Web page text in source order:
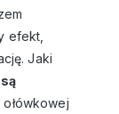
efekt,
Jaki